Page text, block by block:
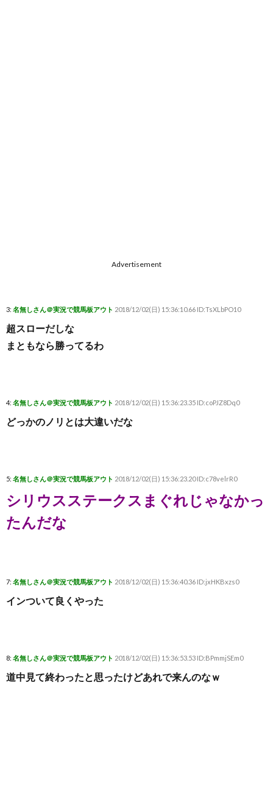
Advertisement
3: 名無しさん＠実況で競馬板アウト 2018/12/02(日) 15:36:10.66 ID:TsXLbPO10
超スローだしな
まともなら勝ってるわ
4: 名無しさん＠実況で競馬板アウト 2018/12/02(日) 15:36:23.35 ID:coPJZ8Dq0
どっかのノリとは大違いだな
5: 名無しさん＠実況で競馬板アウト 2018/12/02(日) 15:36:23.20 ID:c78velrR0
シリウスステークスまぐれじゃなかっ
たんだな
7: 名無しさん＠実況で競馬板アウト 2018/12/02(日) 15:36:40.36 ID:jxHKBxzs0
インついて良くやった
8: 名無しさん＠実況で競馬板アウト 2018/12/02(日) 15:36:53.53 ID:BPmmjSEm0
道中見て終わったと思ったけどあれで来んのなｗ